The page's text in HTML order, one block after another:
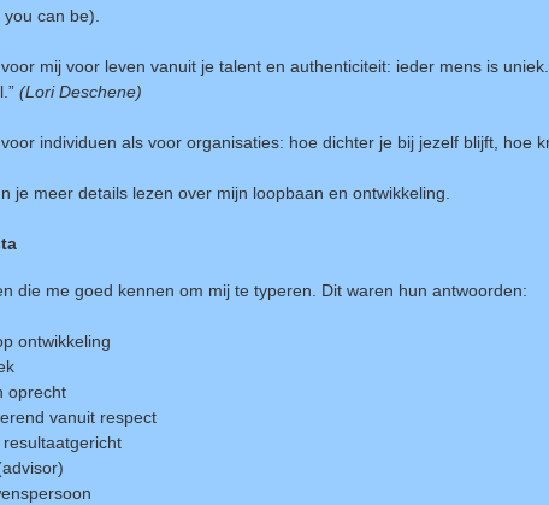
can be).
mij voor leven vanuit je talent en authenticiteit: ieder mens is
(Lori Deschene)
individuen als voor organisaties: hoe dichter je bij jezelf blijft, hoe
je meer details lezen over mijn loopbaan en ontwikkeling.
die me goed kennen om mij te typeren. Dit waren hun antwoorden:
ontwikkeling
oprecht
vanuit respect
resultaatgericht